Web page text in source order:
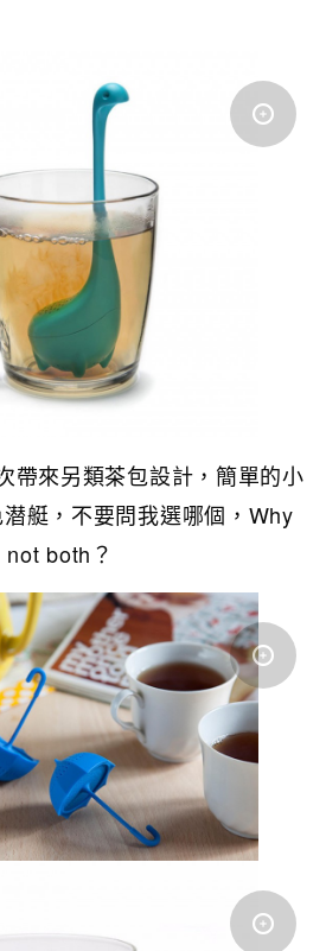
帶來另類茶包設計，簡單的小
艇，不要問我選哪個，Why
not both？